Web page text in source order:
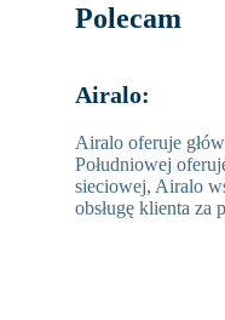
Polecam
Airalo:
Airalo oferuje
Południowej
sieciowej, Airalo
obsługę klienta za